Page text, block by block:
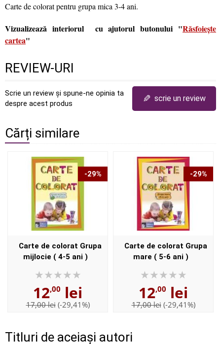
Carte de colorat pentru grupa mica 3-4 ani.
Vizualizează interiorul cu ajutorul butonului "Răsfoiește
cartea"
REVIEW-URI
Scrie un review și spune-ne opinia ta
despre acest produs
✎ scrie un review
Cărți similare
-29%
Carte de colorat Grupa
mijlocie ( 4-5 ani )
12,00 lei
17,00 lei (-29,41%)
-29%
Carte de colorat Grupa
mare ( 5-6 ani )
12,00 lei
17,00 lei (-29,41%)
Titluri de aceiași autori